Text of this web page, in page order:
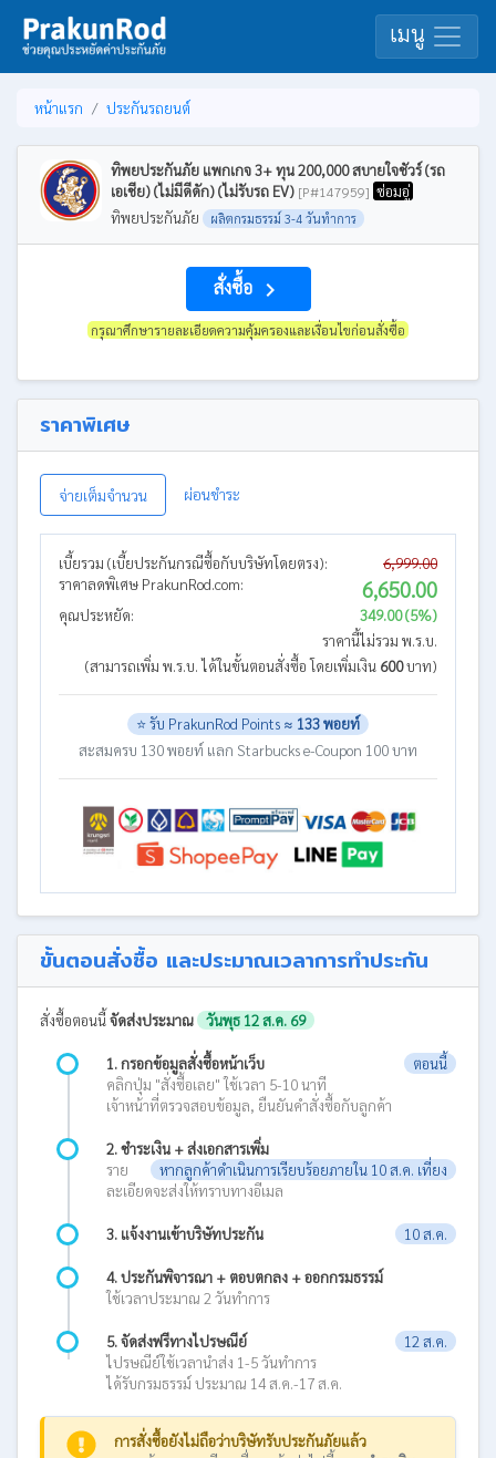
เมนู
หน้าแรก ประกันรถยนต์
ทิพยประกันภัย แพกเกจ 3+ ทุน 200,000 สบายใจชัวร์ (รถ
เอเชีย) (ไม่มีดีดัก) (ไม่รับรถ EV) [P#147959] ซ่อมอู่
ทิพยประกันภัย
ผลิตกรมธรรม์ 3-4 วันทำการ
สั่งซื้อ navigate_next
กรุณาศึกษารายละเอียดความคุ้มครองและเงื่อนไขก่อนสั่งซื้อ
ราคาพิเศษ
จ่ายเต็มจำนวน ผ่อนชำระ
เบี้ยรวม (เบี้ยประกันกรณีซื้อกับบริษัทโดยตรง):
6,999.00
ราคาลดพิเศษ PrakunRod.com:
6,650.00
คุณประหยัด:
349.00 (5%)
ราคานี้ไม่รวม พ.ร.บ.
(สามารถเพิ่ม พ.ร.บ. ได้ในขั้นตอนสั่งซื้อ โดยเพิ่มเงิน 600บาท)
⭐ รับ PrakunRod Points ≈ 133 พอยท์
สะสมครบ 130 พอยท์ แลก Starbucks e-Coupon 100 บาท
ขั้นตอนสั่งซื้อ และประมาณเวลาการทำประกัน
สั่งซื้อตอนนี้จัดส่งประมาณ วันพุธ 12 ส.ค. 69
1. กรอกข้อมูลสั่งซื้อหน้าเว็บ
ตอนนี้
คลิกปุ่ม "สั่งซื้อเลย" ใช้เวลา 5-10 นาที
เจ้าหน้าที่ตรวจสอบข้อมูล, ยืนยันคำสั่งซื้อกับลูกค้า
2. ชำระเงิน + ส่งเอกสารเพิ่ม
หากลูกค้าดำเนินการเรียบร้อยภายใน 10 ส.ค. เที่ยง
ราย
ละเอียดจะส่งให้ทราบทางอีเมล
3. แจ้งงานเข้าบริษัทประกัน 10 ส.ค.
4. ประกันพิจารณา + ตอบตกลง + ออกกรมธรรม์
ใช้เวลาประมาณ 2 วันทำการ
5. จัดส่งฟรีทางไปรษณีย์
12 ส.ค.
ไปรษณีย์ใช้เวลานำส่ง 1-5 วันทำการ
ได้รับกรมธรรม์ ประมาณ 14 ส.ค.-17 ส.ค.
การสั่งซื้อยังไม่ถือว่าบริษัทรับประกันภัยแล้ว